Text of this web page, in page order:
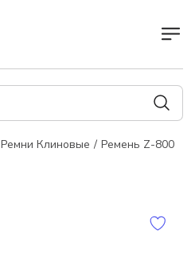
Ремни Клиновые
Ремень Z-800